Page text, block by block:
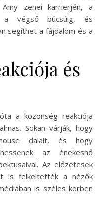
zenei karrierjén, a
a végső búcsúig, és
segíthet a fájdalom és a
és
a közönség reakciója
Sokan várják, hogy
dalait, és hogy
az énekesnő
Az előzetesek
is felkeltették a nézők
is széles körben